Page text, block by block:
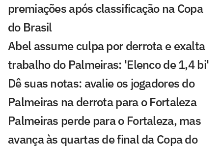
premiações após classificação na Copa
do Brasil
Abel assume culpa por derrota e exalta
trabalho do Palmeiras: 'Elenco de 1,4 bi'
Dê suas notas: avalie os jogadores do
Palmeiras na derrota para o Fortaleza
Palmeiras perde para o Fortaleza, mas
avança às quartas de final da Copa do